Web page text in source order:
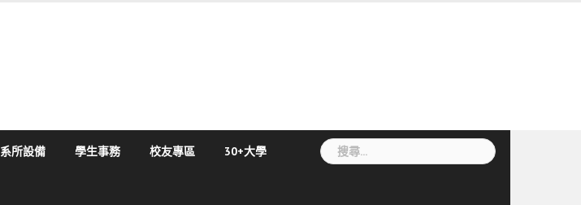
系所設備 學生事務 校友專區 30+大學
搜
尋